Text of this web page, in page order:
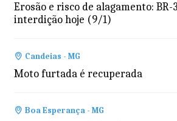
Erosão e risco de alagamento: BR-
interdição hoje (9/1)
Candeias - MG
Moto furtada é recuperada
Boa Esperança - MG